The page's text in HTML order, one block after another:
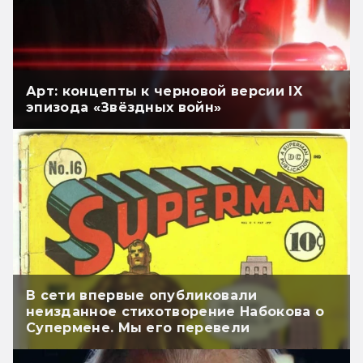
Арт: концепты к черновой версии IX
эпизода «Звёздных войн»
В сети впервые опубликовали
неизданное стихотворение Набокова о
Супермене. Мы его перевели